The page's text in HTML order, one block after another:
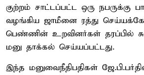
குற்றம் சாட்டப்பட்ட ஒரு நபருக்கு
வழங்கிய ஜாமீனை ரத்து
பெண்ணின் உறவினர்கள் தரப்பில்
மனு தாக்கல் செய்யப்பட்டது.
இந்த மனுவைநீதிபதிகள்